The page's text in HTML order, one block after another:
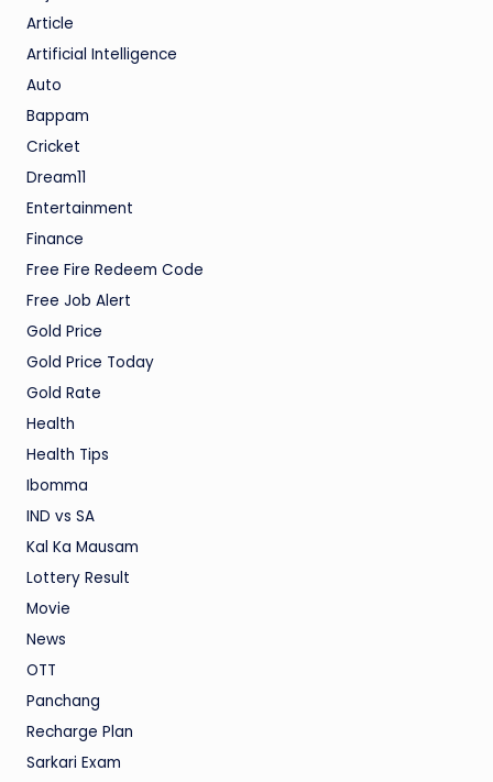
Article
Artificial Intelligence
Auto
Bappam
Cricket
Dream11
Entertainment
Finance
Free Fire Redeem Code
Free Job Alert
Gold Price
Gold Price Today
Gold Rate
Health
Health Tips
Ibomma
IND vs SA
Kal Ka Mausam
Lottery Result
Movie
News
OTT
Panchang
Recharge Plan
Sarkari Exam